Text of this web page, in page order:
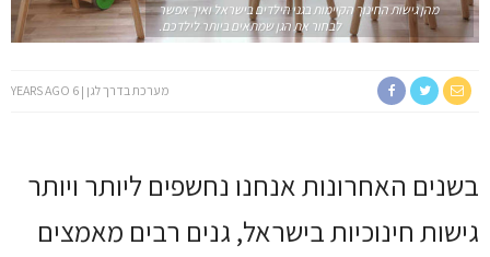
מהן גישות החינוך הקיימות בגני הילדים בישראל ואיך אפשר
לבחור את הגן שמתאים ביותר לילדכם.
מערכת בדרך לגן 6 YEARS AGO
בשנים האחרונות אנחנו נחשפים ליותר ויותר
גישות חינוכיות בישראל, גנים רבים מאמצים